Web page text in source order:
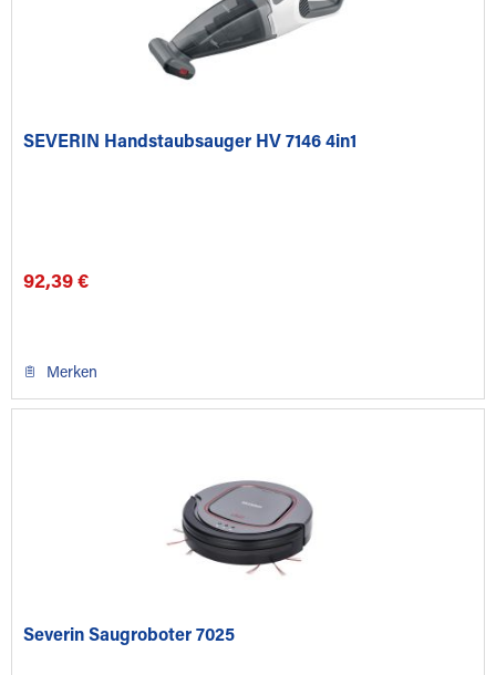
SEVERIN Handstaubsauger HV 7146 4in1
92,39 €
Merken
Severin Saugroboter 7025